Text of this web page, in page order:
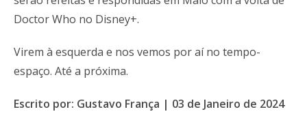
Doctor Who no Disney+.
Virem à esquerda e nos vemos por aí no tempo-
espaço. Até a próxima.
Escrito por: Gustavo França | 03 de Janeiro de 2024